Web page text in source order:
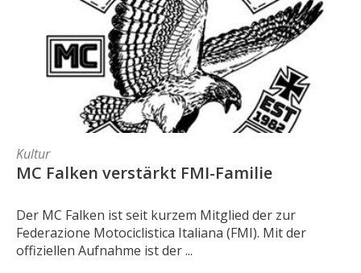
Kultur
MC Falken verstärkt FMI-Familie
Der MC Falken ist seit kurzem Mitglied der zur
Federazione Motociclistica Italiana (FMI). Mit der
offiziellen Aufnahme ist der ...